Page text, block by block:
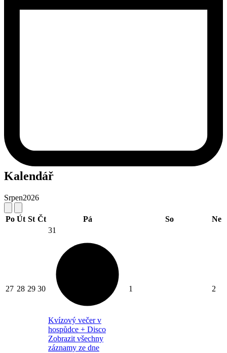
Kalendář
Srpen2026
Po Út St Čt Pá So Ne
27 28 29 30
31
Kvízový večer v
hospůdce + Disco
Zobrazit všechny
záznamy ze dne
1 2